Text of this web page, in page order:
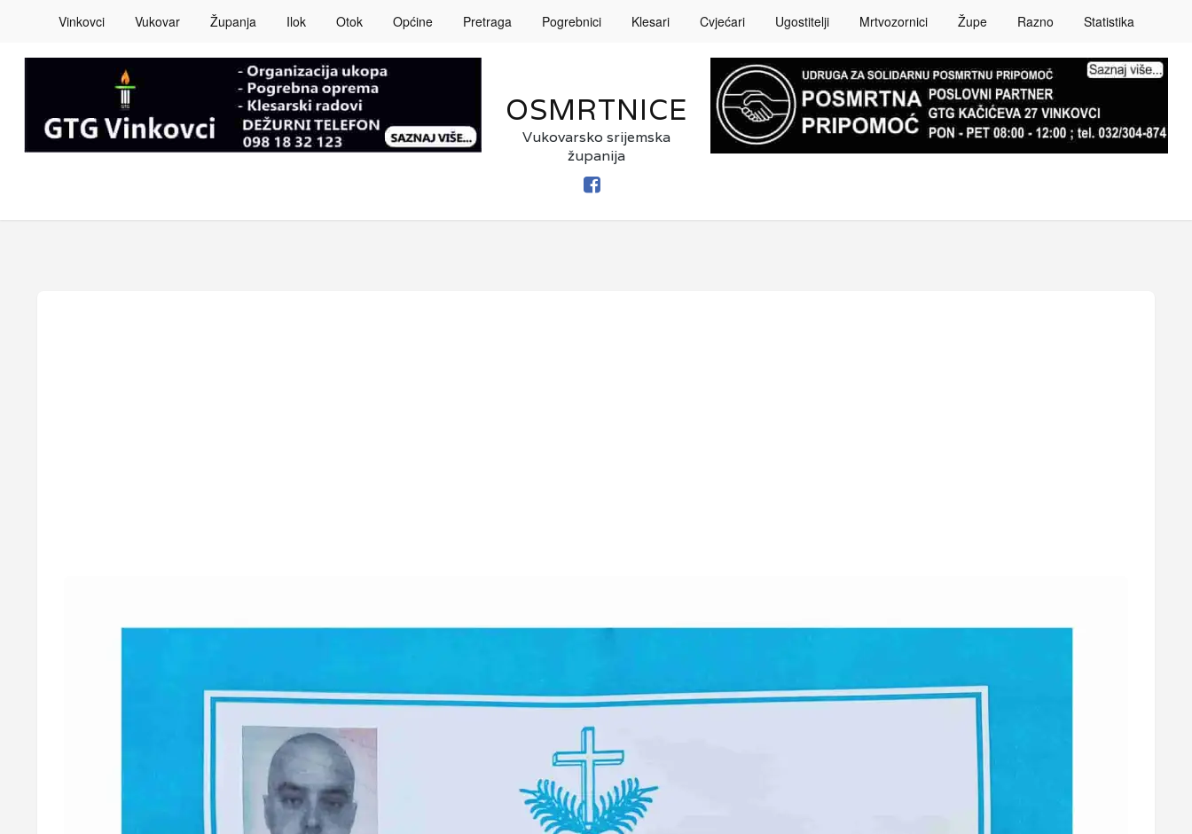
Vinkovci Vukovar Županja Ilok Otok Općine Pretraga Pogrebnici Klesari Cvjećari Ugostitelji Mrtvozornici Župe Razno Statistika
OSMRTNICE
Vukovarsko srijemska
županija